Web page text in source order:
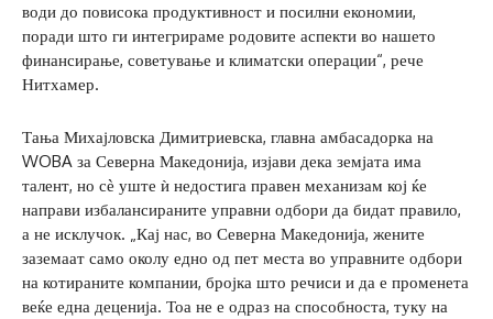
води до повисока продуктивност и посилни економии,
поради што ги интегрираме родовите аспекти во нашето
финансирање, советување и климатски операции“, рече
Нитхамер.
Тања Михајловска Димитриевска, главна амбасадорка на
WOBA за Северна Македонија, изјави дека земјата има
талент, но сѐ уште ѝ недостига правен механизам кој ќе
направи избалансираните управни одбори да бидат правило,
а не исклучок. „Кај нас, во Северна Македонија, жените
заземаат само околу едно од пет места во управните одбори
на котираните компании, бројка што речиси и да е променета
веќе една деценија. Тоа не е одраз на способноста, туку на